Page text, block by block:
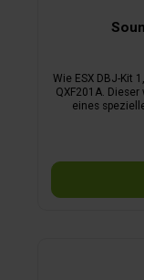
Wie ESX DBJ-Kit
QXF201A.
eines
Vibrationen
cm (8”) Aktiv-
Verstärker, 1 x
Bass Boost
Subsonicfilter